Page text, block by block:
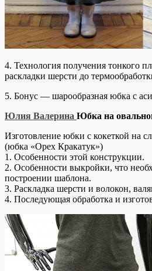
4. Технология получения тонкого
раскладки шерсти до
5. Бонус — шарообразная юбка с
Юлия Валерина Юбка на
Изготовление юбки с кокеткой на
(юбка «Орех Кракатук»)
1. Особенности этой конструкции.
2. Особенности выкройки, что
построении шаблона.
3. Раскладка шерсти и волокон,
4. Последующая обработка и